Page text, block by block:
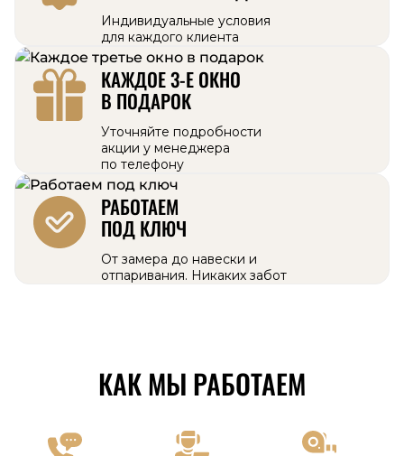
Индивидуальные условия
для каждого клиента
КАЖДОЕ 3-Е ОКНО
В ПОДАРОК
Уточняйте подробности
акции у менеджера
по телефону
РАБОТАЕМ
ПОД КЛЮЧ
От замера до навески и
отпаривания. Никаких забот
КАК МЫ РАБОТАЕМ